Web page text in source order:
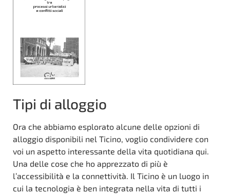
Tipi di alloggio
Ora che abbiamo esplorato alcune delle opzioni di
alloggio disponibili nel Ticino, voglio condividere con
voi un aspetto interessante della vita quotidiana qui.
Una delle cose che ho apprezzato di più è
l’accessibilità e la connettività. Il Ticino è un luogo in
cui la tecnologia è ben integrata nella vita di tutti i